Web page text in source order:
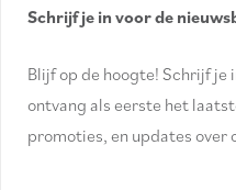
Schrijf je in voor de
Blijf op de hoogte! Schrijf je
ontvang als eerste het
promoties, en updates over